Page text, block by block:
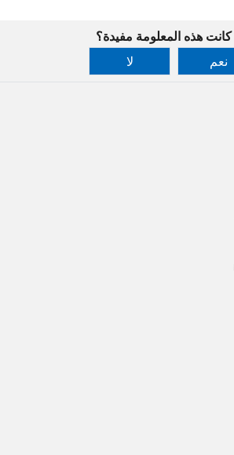
هذه المعلومة مفيدة؟
نعم
لا